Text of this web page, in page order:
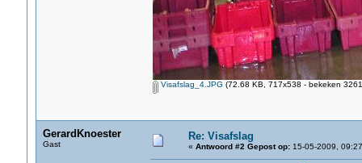
Visafslag_4.JPG (72.68 KB, 717x538 - bekeken
GerardKnoester
Gast
Re: Visafslag
« Antwoord #2 Gepost op:15-05-2009,